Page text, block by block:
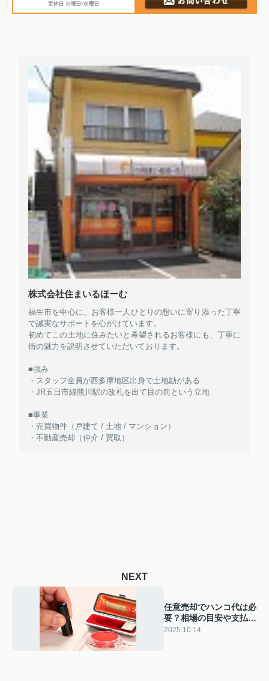
株式会社住まいるほーむ
福生市を中心に、お客様一人ひとりの想いに寄り添った丁寧
で誠実なサポートを心がけています。
初めてこの土地に住みたいと希望されるお客様にも、丁寧に
街の魅力を説明させていただいております。
■強み
・スタッフ全員が西多摩地区出身で土地勘がある
・JR五日市線熊川駅の改札を出て目の前という立地
■事業
・売買物件（戸建て / 土地 / マンション）
・不動産売却（仲介 / 買取）
NEXT
任意売却でハンコ代は必
要？相場の目安や支払う
ケースも解説
2025.10.14